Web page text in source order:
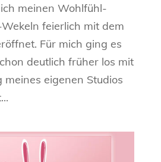
meinen Wohlfühl-
feierlich mit dem
Für mich ging es
deutlich früher los mit
meines eigenen Studios